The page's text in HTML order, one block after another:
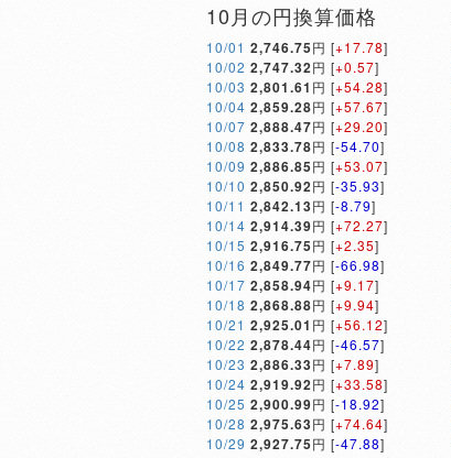
10月の円換算価格
10/01 2,746.75円 [+17.78]
10/02 2,747.32円 [+0.57]
10/03 2,801.61 円 [+54.28]
10/04 2,859.28円 [+57.67]
10/07 2,888.47円 [+29.20]
10/08 2,833.78円 [-54.70]
10/09 2,886.85円 [+53.07]
10/10 2,850.92円 [-35.93]
10/11 2,842.13円 [-8.79]
10/14 2,914.39円 [+72.27]
10/15 2,916.75円 [+2.35]
10/16 2,849.77円 [-66.98]
10/17 2,858.94円 [+9.17]
10/18 2,868.88円 [+9.94]
10/21 2,925.01 円 [+56.12]
10/22 2,878.44円 [-46.57]
10/23 2,886.33円 [+7.89]
10/24 2,919.92円 [+33.58]
10/25 2,900.99円 [-18.92]
10/28 2,975.63円 [+74.64]
10/29 2,927.75円 [-47.88]